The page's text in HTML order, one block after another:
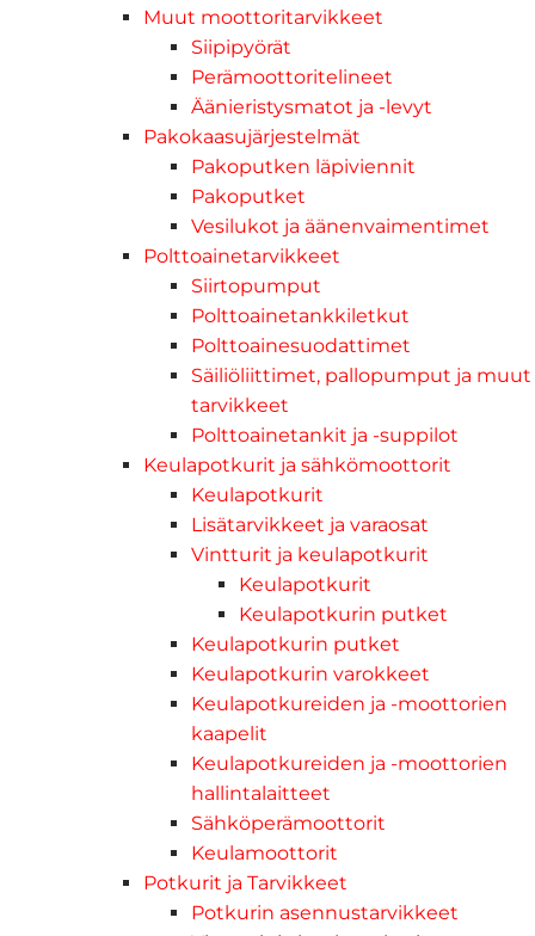
Muut moottoritarvikkeet
Siipipyörät
Perämoottoritelineet
Äänieristysmatot ja -levyt
Pakokaasujärjestelmät
Pakoputken läpiviennit
Pakoputket
Vesilukot ja äänenvaimentimet
Polttoainetarvikkeet
Siirtopumput
Polttoainetankkiletkut
Polttoainesuodattimet
Säiliöliittimet, pallopumput ja muut
tarvikkeet
Polttoainetankit ja -suppilot
Keulapotkurit ja sähkömoottorit
Keulapotkurit
Lisätarvikkeet ja varaosat
Vintturit ja keulapotkurit
Keulapotkurit
Keulapotkurin putket
Keulapotkurin putket
Keulapotkurin varokkeet
Keulapotkureiden ja -moottorien
kaapelit
Keulapotkureiden ja -moottorien
hallintalaitteet
Sähköperämoottorit
Keulamoottorit
Potkurit ja Tarvikkeet
Potkurin asennustarvikkeet